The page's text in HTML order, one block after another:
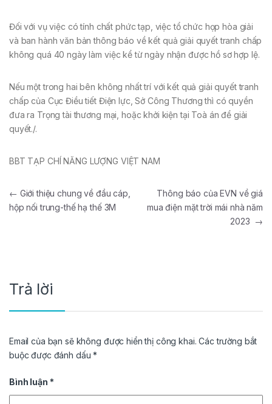
Đối với vụ việc có tính chất phức tạp, việc tổ chức họp hòa giải
và ban hành văn bản thông báo về kết quả giải quyết tranh chấp
không quá 40 ngày làm việc kể từ ngày nhận được hồ sơ hợp lệ.
Nếu một trong hai bên không nhất trí với kết quả giải quyết tranh
chấp của Cục Điều tiết Điện lực, Sở Công Thương thì có quyền
đưa ra Trọng tài thương mại, hoặc khởi kiện tại Toà án để giải
quyết./.
BBT TẠP CHÍ NĂNG LƯỢNG VIỆT NAM
Điều hướng bài viết
← Giới thiệu chung về đầu cáp,
hộp nối trung-thế hạ thế 3M
Thông báo của EVN về giá
mua điện mặt trời mái nhà năm
2023 →
Trả lời
Email của bạn sẽ không được hiển thị công khai. Các trường bắt
buộc được đánh dấu*
Bình luận *